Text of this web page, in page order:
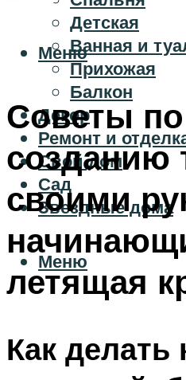
Детская
Ванная и
Прихожая
Балкон
Декор
Ремонт и
Свой дом
Сад
Звездные дома
Меню
Меню
Советы по
созданию
своими
летящая
Как